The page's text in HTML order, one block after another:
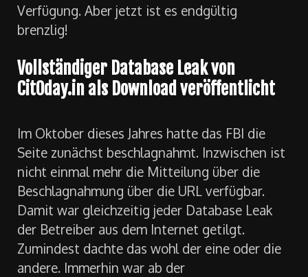
Verfügung. Aber jetzt ist es endgültig
brenzlig!
Vollständiger Database Leak von
Cit0day.in als Download veröffentlicht
Im Oktober dieses Jahres hatte das FBI die
Seite zunächst beschlagnahmt. Inzwischen ist
nicht einmal mehr die Mitteilung über die
Beschlagnahmung über die URL verfügbar.
Damit war gleichzeitig jeder Database Leak
der Betreiber aus dem Internet getilgt.
Zumindest dachte das wohl der eine oder die
andere. Immerhin war ab der